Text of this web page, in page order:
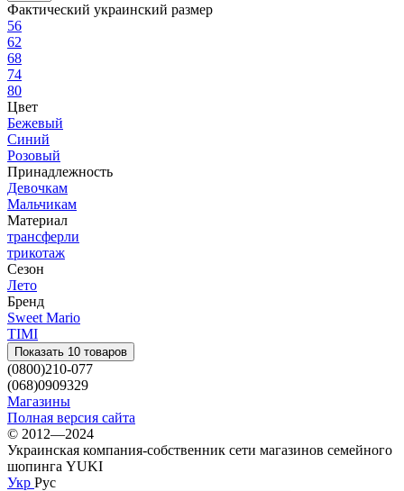
Фактический украинский размер
56
62
68
74
80
Цвет
Бежевый
Синий
Розовый
Принадлежность
Девочкам
Мальчикам
Материал
трансферли
трикотаж
Сезон
Лето
Бренд
Sweet Mario
TIMI
Показать 10 товаров
(0800)210-077
(068)0909329
Магазины
Полная версия сайта
© 2012—2024
Украинская компания-собственник сети магазинов семейного
шопинга YUKI
Укр Рус